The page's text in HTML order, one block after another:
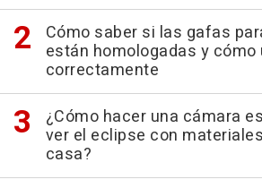
Cómo saber si las gafas
están homologadas y cómo
correctamente
¿Cómo hacer una cámara
ver el eclipse con
casa?